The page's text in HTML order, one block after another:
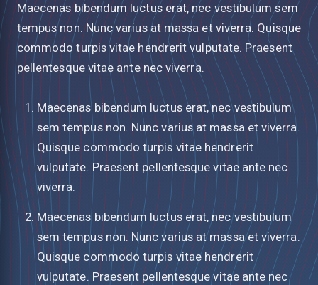
Maecenas bibendum luctus erat, nec vestibulum sem
tempus non. Nunc varius at massa et viverra. Quisque
commodo turpis vitae hendrerit vulputate. Praesent
pellentesque vitae ante nec viverra.
Maecenas bibendum luctus erat, nec vestibulum
sem tempus non. Nunc varius at massa et viverra.
Quisque commodo turpis vitae hendrerit
vulputate. Praesent pellentesque vitae ante nec
viverra.
Maecenas bibendum luctus erat, nec vestibulum
sem tempus non. Nunc varius at massa et viverra.
Quisque commodo turpis vitae hendrerit
vulputate. Praesent pellentesque vitae ante nec